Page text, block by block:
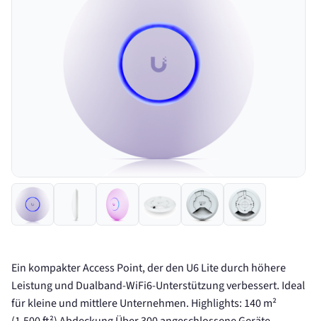
Ein kompakter Access Point, der den U6 Lite durch höhere
Leistung und Dualband-WiFi6-Unterstützung verbessert. Ideal
für kleine und mittlere Unternehmen. Highlights: 140 m²